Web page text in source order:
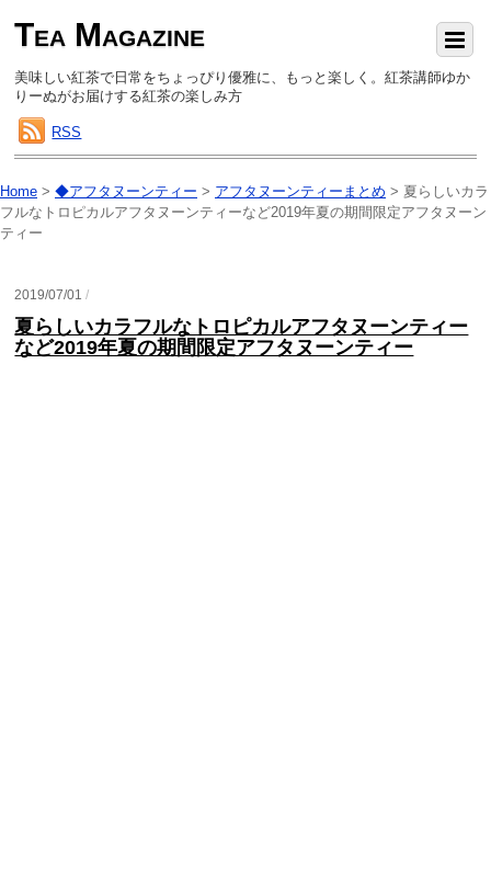
Tea Magazine
美味しい紅茶で日常をちょっぴり優雅に、もっと楽しく。紅茶講師ゆか
りーぬがお届けする紅茶の楽しみ方
RSS
Home > ◆アフタヌーンティー > アフタヌーンティーまとめ > 夏らしいカラ
フルなトロピカルアフタヌーンティーなど2019年夏の期間限定アフタヌーン
ティー
2019/07/01/
夏らしいカラフルなトロピカルアフタヌーンティー
など2019年夏の期間限定アフタヌーンティー